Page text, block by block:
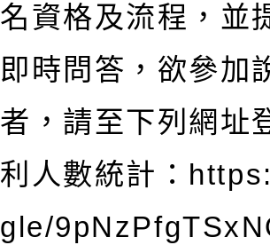
名資格及流程，並
即時問答，欲參加
者，請至下列網址
利人數統計：
gle/